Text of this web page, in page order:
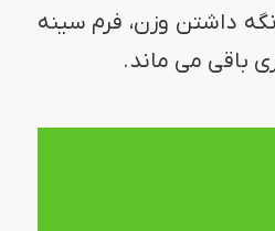
نگه داشتن وزن، فرم سینه
باقی می ماند.